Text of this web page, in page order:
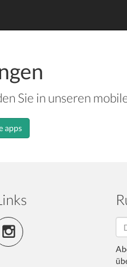
Sie in unseren
apps